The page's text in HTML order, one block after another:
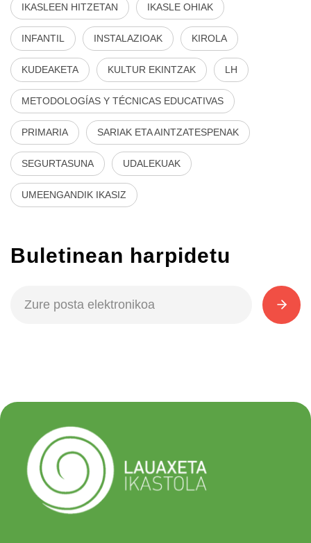
IKASLEEN HITZETAN IKASLE OHIAK
INFANTIL INSTALAZIOAK KIROLA
KUDEAKETA KULTUR EKINTZAK LH
METODOLOGÍAS Y TÉCNICAS EDUCATIVAS
PRIMARIA SARIAK ETA AINTZATESPENAK
SEGURTASUNA UDALEKUAK
UMEENGANDIK IKASIZ
Buletinean harpidetu